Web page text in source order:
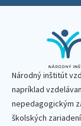
Národný inštitút
napríklad
nepedagogickým
školských